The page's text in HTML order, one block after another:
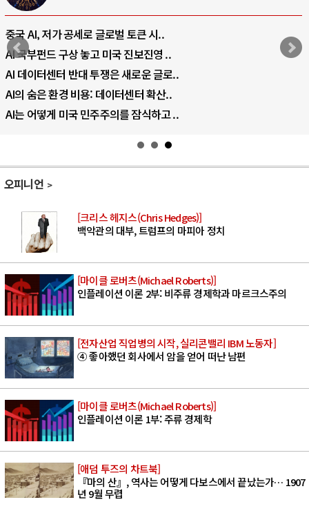
중국 AI, 저가 공세로 글로벌 토큰 시..
AI 국부펀드 구상 놓고 미국 진보진영 ..
AI 데이터센터 반대 투쟁은 새로운 글로..
AI의 숨은 환경 비용: 데이터센터 확산..
AI는 어떻게 미국 민주주의를 잠식하고 ..
오피니언
[크리스 헤지스(Chris Hedges)]
백악관의 대부, 트럼프의 마피아 정치
[마이클 로버츠(Michael Roberts)]
인플레이션 이론 2부: 비주류 경제학과 마르크스주의
[전자산업 직업병의 시작, 실리콘밸리 IBM 노동자]
④ 좋아했던 회사에서 암을 얻어 떠난 남편
[마이클 로버츠(Michael Roberts)]
인플레이션 이론 1부: 주류 경제학
[애덤 투즈의 차트북]
『마의 산』, 역사는 어떻게 다보스에서 끝났는가… 1907
년 9월 무렵